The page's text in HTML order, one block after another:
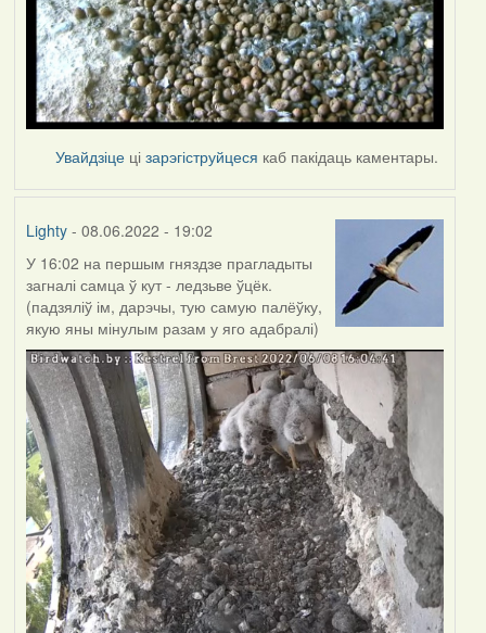
Увайдзіце цізарэгіструйцеся каб пакідаць каментары.
Lighty- 08.06.2022 - 19:02
У 16:02 на першым гняздзе прагладыты
загналі самца ў кут - ледзьве ўцёк.
(падзяліў ім, дарэчы, тую самую палёўку,
якую яны мінулым разам у яго адабралі)